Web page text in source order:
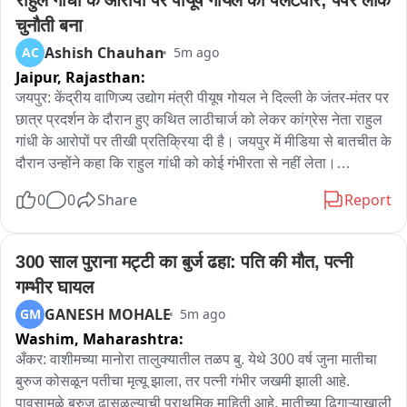
थाना कोतवाली नगर क्षेत्र के OM हॉस्पिटल का पूरा मामला.
चुनौती बना
AC Ashish Chauhan 5m ago
Jaipur, Rajasthan:
जयपुर: केंद्रीय वाणिज्य उद्योग मंत्री पीयूष गोयल ने दिल्ली के जंतर-मंतर पर
छात्र प्रदर्शन के दौरान हुए कथित लाठीचार्ज को लेकर कांग्रेस नेता राहुल
गांधी के आरोपों पर तीखी प्रतिक्रिया दी है। जयपुर में मीडिया से बातचीत के
दौरान उन्होंने कहा कि राहुल गांधी को कोई गंभीरता से नहीं लेता।
पीयूष गोयल ने कहा कि जंतर-मंतर पर प्रदर्शन के दौरान स्थिति को
नहीं हुई। उन्होंने दावा किया कि प्रदर्शन में कुछ आपराधिक पृष्ठभूमि वाले
तत्व घुस गए थे, जिन्होंने आंदोलन को हाईजैक कर अराजकता फैलाने की
कोशिश की। उन्होंने कहा कि अब पूरे देश के सामने यह स्पष्ट हो चुका है कि
प्रदर्शन के दौरान क्या हुआ था।
पेपर लीक पूरे देश की चुनौती
झारखंड सहित विभिन्न राज्यों में सामने आए परीक्षा विवादों और पेपर लीक की
0 0 Share Report
300 साल पुराना मट्टी का बुर्ज ढहा: पति की मौत, पत्नी
गम्भीर घायल
GM GANESH MOHALE 5m ago
Washim, Maharashtra:
अँकर: वाशीमच्या मानोरा तालुक्यातील तळप बु. येथे 300 वर्ष जुना मातीचा
बुरुज कोसळून पतीचा मृत्यू झाला, तर पत्नी गंभीर जखमी झाली आहे.
पावसामुळे बुरुज ढासळल्याची प्राथमिक माहिती आहे. मातीच्या ढिगाऱ्याखाली